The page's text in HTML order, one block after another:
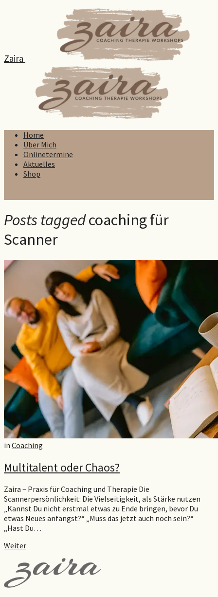
Zaira
Home
Über Mich
Onlinetermine
Aktuelles
Shop
Posts taggedcoaching für
Scanner
in Coaching
Multitalent oder Chaos?
Zaira – Praxis für Coaching und Therapie Die
Scannerpersönlichkeit: Die Vielseitigkeit, als Stärke nutzen
„Kannst Du nicht erstmal etwas zu Ende bringen, bevor Du
etwas Neues anfängst?“ „Muss das jetzt auch noch sein?“
„Hast Du…
Weiter